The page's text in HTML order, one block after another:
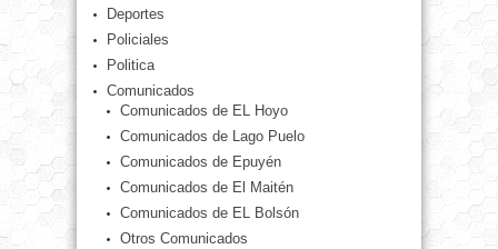
Deportes
Policiales
Politica
Comunicados
Comunicados de EL Hoyo
Comunicados de Lago Puelo
Comunicados de Epuyén
Comunicados de El Maitén
Comunicados de EL Bolsón
Otros Comunicados